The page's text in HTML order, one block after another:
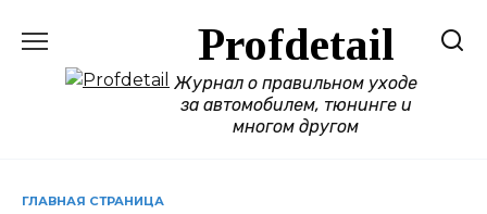
содержанию
Profdetail
Журнал о правильном уходе
за автомобилем, тюнинге и
многом другом
ГЛАВНАЯ СТРАНИЦА